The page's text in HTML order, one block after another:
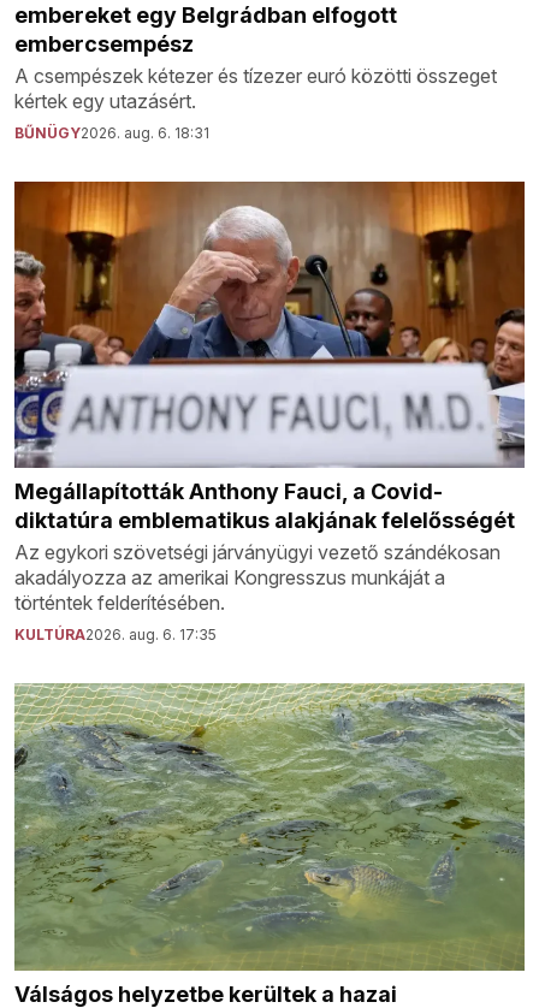
embereket egy Belgrádban elfogott
embercsempész
A csempészek kétezer és tízezer euró közötti összeget
kértek egy utazásért.
BŰNÜGY2026. aug. 6. 18:31
Megállapították Anthony Fauci, a Covid-
diktatúra emblematikus alakjának felelősségét
Az egykori szövetségi járványügyi vezető szándékosan
akadályozza az amerikai Kongresszus munkáját a
történtek felderítésében.
KULTÚRA2026. aug. 6. 17:35
Válságos helyzetbe kerültek a hazai